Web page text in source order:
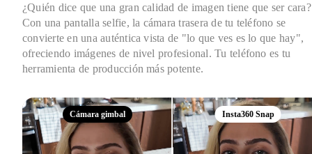
¿Quién dice que una gran calidad de imagen tiene que ser cara?
Con una pantalla selfie, la cámara trasera de tu teléfono se
convierte en una auténtica vista de "lo que ves es lo que hay",
ofreciendo imágenes de nivel profesional. Tu teléfono es tu
herramienta de producción más potente.
Cámara gimbal Insta360 Snap